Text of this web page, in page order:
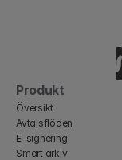
Produkt
Översikt
Avtalsflöden
E-signering
Smart arkiv